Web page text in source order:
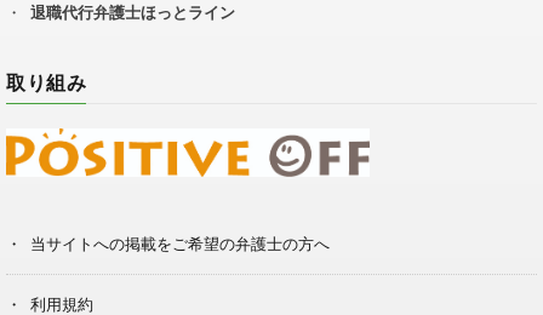
退職代行弁護士ほっとライン
取り組み
当サイトへの掲載をご希望の弁護士の方へ
利用規約